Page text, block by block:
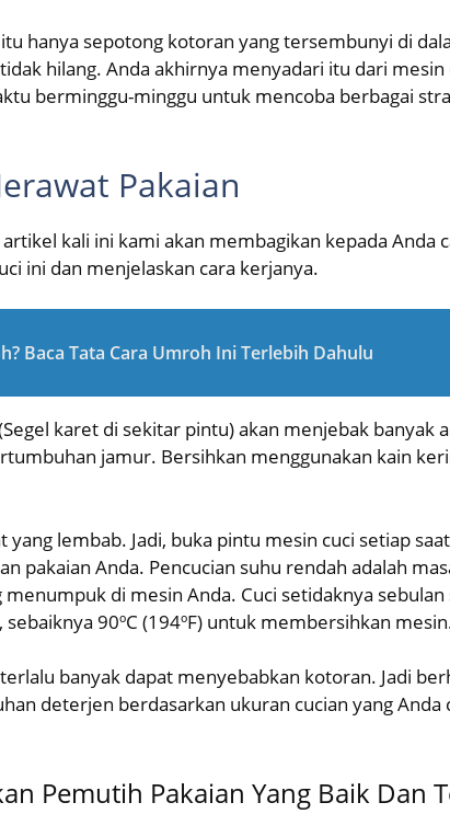
hanya sepotong kotoran yang tersembunyi di
hilang. Anda akhirnya menyadari itu dari mesin
berminggu-minggu untuk mencoba berbagai
Pakaian
kali ini kami akan membagikan kepada Anda
ini dan menjelaskan cara kerjanya.
Baca Tata Cara Umroh Ini Terlebih Dahulu
karet di sekitar pintu) akan menjebak banyak
jamur. Bersihkan menggunakan kain
lembab. Jadi, buka pintu mesin cuci setiap
pakaian Anda. Pencucian suhu rendah adalah
di mesin Anda. Cuci setidaknya sebulan
sebaiknya 90ºC (194ºF) untuk membersihkan
banyak dapat menyebabkan kotoran. Jadi
deterjen berdasarkan ukuran cucian yang Anda
Pemutih Pakaian Yang Baik Dan